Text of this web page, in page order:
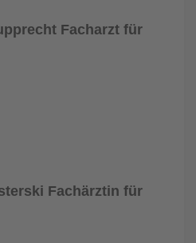
Facharzt für
Fachärztin für